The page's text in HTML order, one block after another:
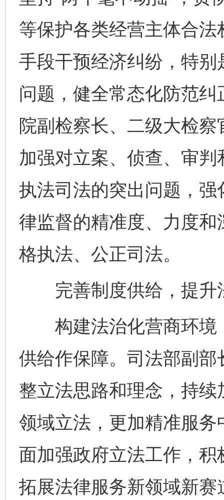
等保护各类经营主体合
手段干预经济纠纷，特
问题，健全常态化防范
院副检察长、二级大检
加强对立案、侦查、审
执法司法的突出问题，
律监督的精准度、力度
格执法、公正司法。
完善制度供给，提升
构建法治化营商环境
供给作保障。司法部副
整立法思路和理念，持
领域立法，更加精准服
面加强政府立法工作，
拓展法律服务新领域新
完善运行机制助力责任有效落实 一纸欠
千年窑火 生生不息 一